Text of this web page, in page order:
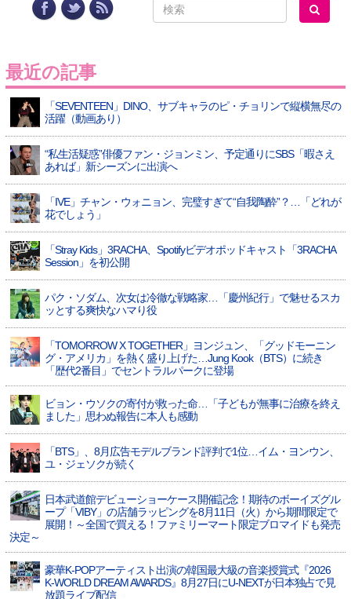
最近の記事
「SEVENTEEN」DINO、サブキャラのピ・チョリンで縦横無尽の
活躍（動画あり）
“私生活疑惑”俳優ファン・ジョンミン、予定通りにSBS「暇さえ
あれば」新シーズンに出演へ
「IVE」チャン・ウォニョン、完璧すぎて“自我陶酔”？…「どれが
花でしょう」
「Stray Kids」3RACHA、Spotifyビデオポッドキャスト「3RACHA
Session」を初公開
パク・ソダム、次女は冷徹な戦略家…「慶州紀行」で魅せるスカ
ッとする爽快なハマり役
「TOMORROW X TOGETHER」ヨンジュン、「グッドモーニン
グ・アメリカ」を熱く盛り上げた…Jung Kook（BTS）に続き
「歴代2番目」でセントラルパークに登場
ビョン・ウソクの寄付が救った命…「子どもが無事に治療を終え
ました」思わぬ報告に本人も感動
「BTS」、8月広告モデルブランド評判で1位…イム・ヨンウン、
ユ・ジェソクが続く
日本武道館デビューショーケース開催記念！期待のボーイズグル
ープ「VIBY」の店舗ラッピングを8月11日（火）から期間限定で
展開！～全国で買える！ファミリーマート限定ブロマイドも発売
決定～
豪華K-POPアーティスト出演の韓国最大級の音楽授賞式『2026
K-WORLD DREAM AWARDS』8月27日にU-NEXTが日本独占で見
放題ライブ配信